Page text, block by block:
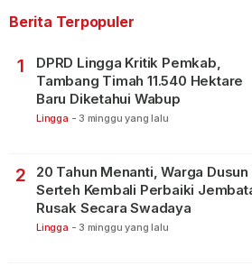
Berita Terpopuler
1
DPRD Lingga Kritik Pemkab,
Tambang Timah 11.540 Hektare
Baru Diketahui Wabup
Lingga - 3 minggu yang lalu
2
20 Tahun Menanti, Warga Dusun
Serteh Kembali Perbaiki
Rusak Secara Swadaya
Lingga - 3 minggu yang lalu